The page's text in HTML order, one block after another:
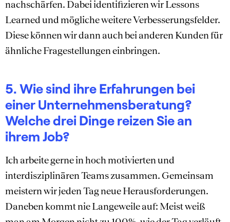
nachschärfen. Dabei identifizieren wir Lessons
Learned und mögliche weitere Verbesserungsfelder.
Diese können wir dann auch bei anderen Kunden für
ähnliche Fragestellungen einbringen.
5. Wie sind ihre Erfahrungen bei
einer Unternehmensberatung?
Welche drei Dinge reizen Sie an
ihrem Job?
Ich arbeite gerne in hoch motivierten und
interdisziplinären Teams zusammen. Gemeinsam
meistern wir jeden Tag neue Herausforderungen.
Daneben kommt nie Langeweile auf: Meist weiß